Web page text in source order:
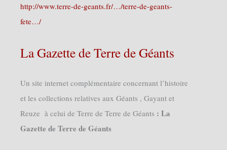
http://www.terre-de-geants.fr/…/terre-de-geants-
fete…/
La Gazette de Terre de Géants
Un site internet complémentaire concernant l’histoire
et les collections relatives aux Géants , Gayant et
Reuze à celui de Terre de Terre de Géants : La
Gazette de Terre de Géants